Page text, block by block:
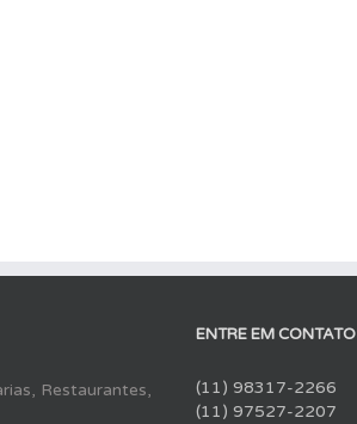
Restaurantes,
ENTRE EM CONTATO
(11) 98317-2266
(11) 97527-2207